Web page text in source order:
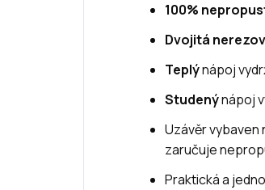
100%
Dvojitá
Teplýnápoj
Studenýnápoj
Uzávěr vybaven
zaručuje
Praktická a